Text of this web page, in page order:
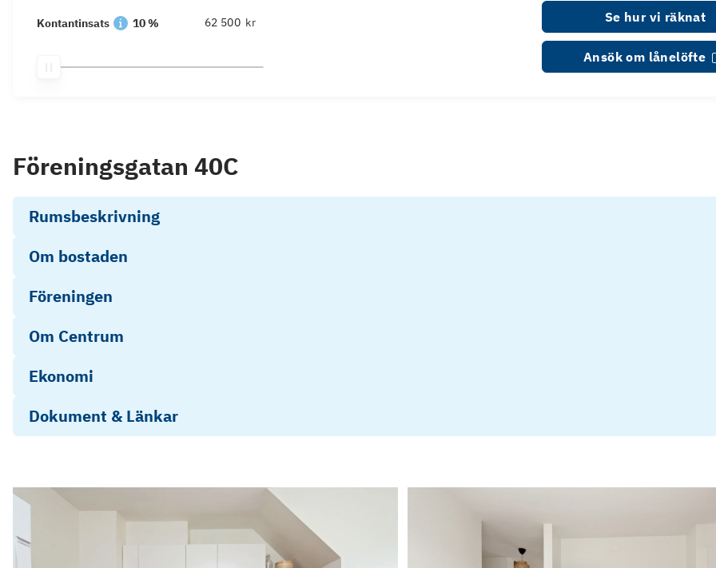
Kontantinsats 10 % kr Se hur vi räknat
Ansök om lånelöfte
Föreningsgatan 40C
Rumsbeskrivning
Om bostaden
Föreningen
Om Centrum
Ekonomi
Dokument & Länkar
1017379-deklaration